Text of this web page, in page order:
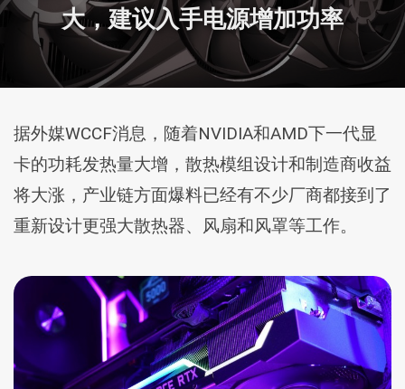
大，建议入手电源增加功率
据外媒WCCF消息，随着NVIDIA和AMD下一代显
卡的功耗发热量大增，散热模组设计和制造商收益
将大涨，产业链方面爆料已经有不少厂商都接到了
重新设计更强大散热器、风扇和风罩等工作。